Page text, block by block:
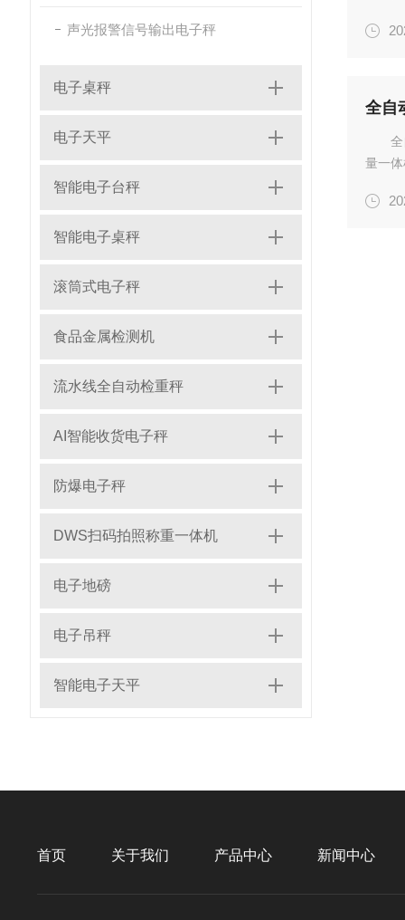
声光报警信号输出电子秤
电子桌秤
电子天平
智能电子台秤
智能电子桌秤
滚筒式电子秤
食品金属检测机
流水线全自动检重秤
AI智能收货电子秤
防爆电子秤
DWS扫码拍照称重一体机
电子地磅
电子吊秤
智能电子天平
小时★
全自
量一
小时★
首页 关于我们 产品中心 新闻中心